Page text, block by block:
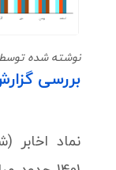
نوشته شده توسط محسن
بررسی گزارش دی
نماد اخابر